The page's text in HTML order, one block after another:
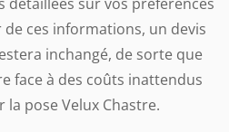
ces informations, un devis
inchangé, de sorte que
face à des coûts inattendus
la pose Velux Chastre.